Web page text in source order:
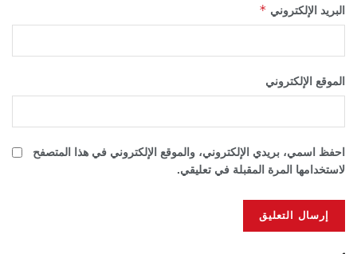
البريد الإلكتروني *
الموقع الإلكتروني
احفظ اسمي، بريدي الإلكتروني، والموقع الإلكتروني في هذا المتصفح
لاستخدامها المرة المقبلة في تعليقي.